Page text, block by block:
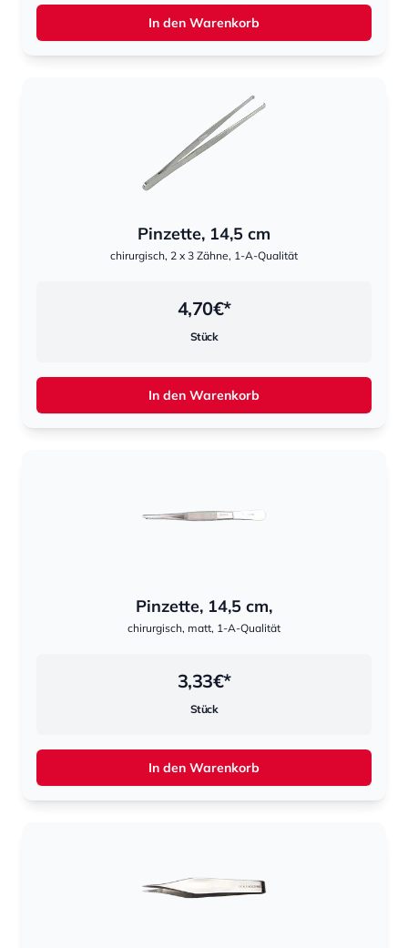
In den Warenkorb
Pinzette, 14,5 cm
chirurgisch, 2 x 3 Zähne, 1-A-Qualität
4,70€*
Stück
In den Warenkorb
Pinzette, 14,5 cm,
chirurgisch, matt, 1-A-Qualität
3,33€*
Stück
In den Warenkorb